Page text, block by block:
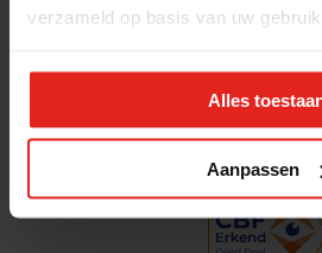
verzameld op basis van uw
Alles
Aanpassen